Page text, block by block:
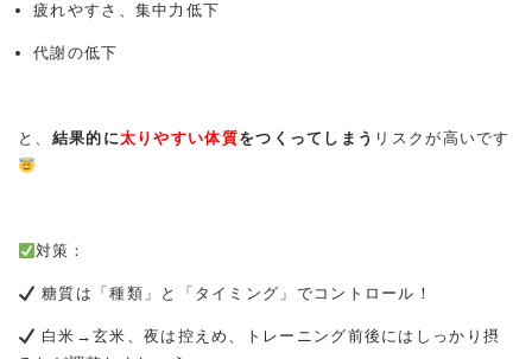
疲れやすさ、集中力低下
代謝の低下
と、 結果的に太りやすい体質をつくってしまう リスクが高いです
対策：
糖質は「種類」と「タイミング」でコントロール！
白米→玄米、夜は控えめ、トレーニング前後にはしっかり摂